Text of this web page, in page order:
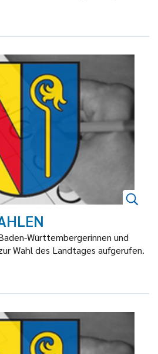
Württembergerinnen und
Wahl des Landtages aufgerufen.